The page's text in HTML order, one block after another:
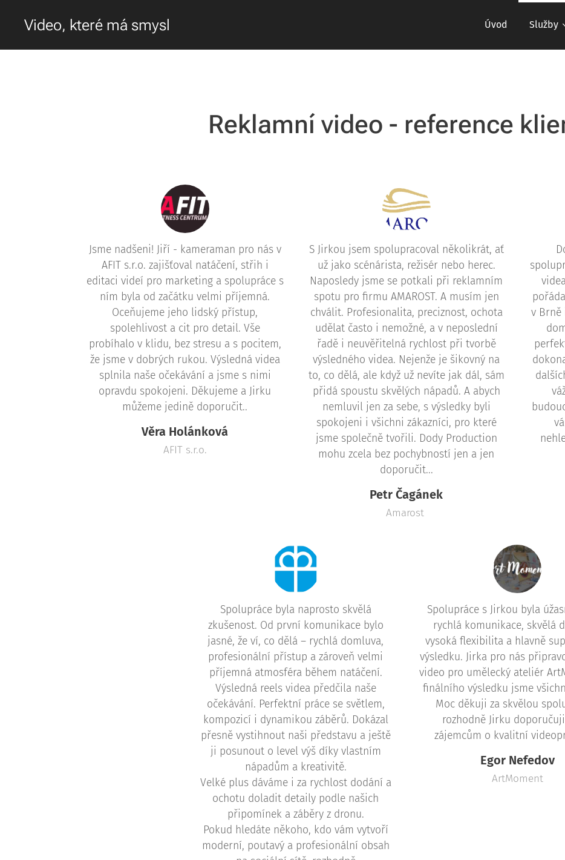
Video, které má smysl Úvod Služby
Reklamní video - reference
Jsme nadšeni! Jiří - kameraman pro nás v
AFIT s.r.o. zajišťoval natáčení, střih i
editaci videí pro marketing a spolupráce s
ním byla od začátku velmi příjemná.
Oceňujeme jeho lidský přístup,
spolehlivost a cit pro detail. Vše
probíhalo v klidu, bez stresu a s pocitem,
že jsme v dobrých rukou. Výsledná videa
splnila naše očekávání a jsme s nimi
opravdu spokojeni. Děkujeme a Jirku
můžeme jedině doporučit..
Věra Holánková
AFIT s.r.o.
S Jirkou jsem spolupracoval několikrát, ať
už jako scénárista, režisér nebo herec.
Naposledy jsme se potkali při reklamním
spotu pro firmu AMAROST. A musím jen
chválit. Profesionalita, preciznost, ochota
udělat často i nemožné, a v neposlední
řadě i neuvěřitelná rychlost při tvorbě
výsledného videa. Nejenže je šikovný na
to, co dělá, ale když už nevíte jak dál, sám
přidá spoustu skvělých nápadů. A abych
nemluvil jen za sebe, s výsledky byli
spokojeni i všichni zákazníci, pro které
jsme společně tvořili. Dody Production
mohu zcela bez pochybností jen a jen
doporučit...
Petr Čagánek
Amarost
v Brně
Spolupráce byla naprosto skvělá
zkušenost. Od první komunikace bylo
jasné, že ví, co dělá – rychlá domluva,
profesionální přístup a zároveň velmi
příjemná atmosféra během natáčení.
Výsledná reels videa předčila naše
očekávání. Perfektní práce se světlem,
kompozicí i dynamikou záběrů. Dokázal
přesně vystihnout naši představu a ještě
ji posunout o level výš díky vlastním
nápadům a kreativitě.
Velké plus dáváme i za rychlost dodání a
ochotu doladit detaily podle našich
připomínek a záběry z dronu.
Pokud hledáte někoho, kdo vám vytvoří
moderní, poutavý a profesionální obsah
Spolupráce s Jirkou byla
rychlá komunikace, skvělá
vysoká flexibilita a hlavně
výsledku. Jirka pro nás
video pro umělecký ateliér
finálního výsledku jsme
Moc děkuji za skvělou
rozhodně Jirku
zájemcům o kvalitní
Egor Nefedov
ArtMoment